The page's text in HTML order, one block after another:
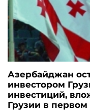
Азербайджан
инвестором
инвестиций,
Грузии в первом